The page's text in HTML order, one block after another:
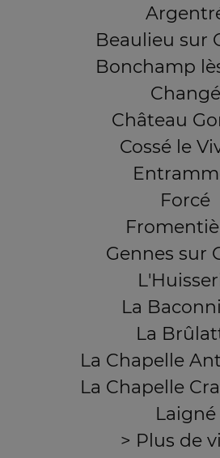
Beaulieu sur
Bonchamp
Changé
Château
Cossé le
Forcé
Gennes sur
La
La
La Chapelle
La Chapelle
Laigné
> Plus de